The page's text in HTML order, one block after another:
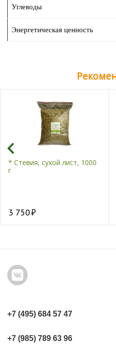
Углеводы
Энергетическая ценность
* Стевия, сухой лист, 1000
г
3 750
+7 (495) 684 57 47
+7 (985) 789 63 96